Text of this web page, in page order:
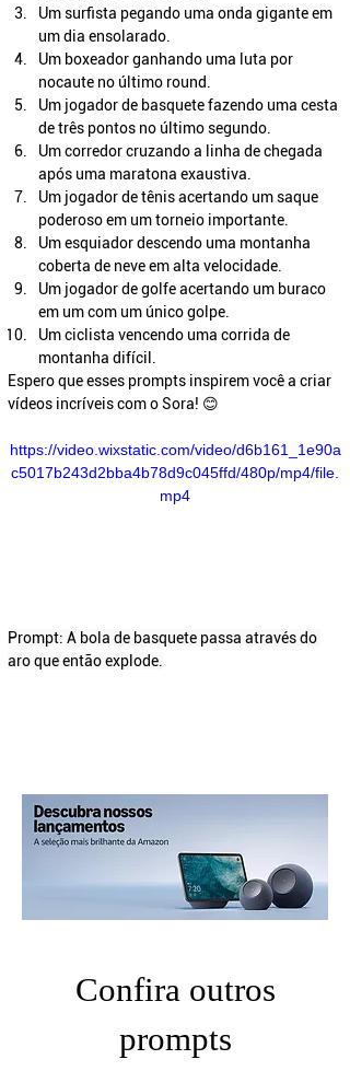
Um surfista pegando uma onda gigante em
um dia ensolarado.
Um boxeador ganhando uma luta por
nocaute no último round.
Um jogador de basquete fazendo uma cesta
de três pontos no último segundo.
Um corredor cruzando a linha de chegada
após uma maratona exaustiva.
Um jogador de tênis acertando um saque
poderoso em um torneio importante.
Um esquiador descendo uma montanha
coberta de neve em alta velocidade.
Um jogador de golfe acertando um buraco
em um com um único golpe.
Um ciclista vencendo uma corrida de
montanha difícil.
Espero que esses prompts inspirem você a criar
vídeos incríveis com o Sora! 😊
https://video.wixstatic.com/video/d6b161_1e90a
c5017b243d2bba4b78d9c045ffd/480p/mp4/file.
mp4
Prompt: A bola de basquete passa através do
aro que então explode.
Confira outros
prompts